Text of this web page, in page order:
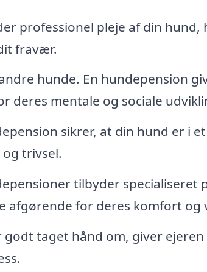
professionel pleje af din hund,
fravær.
hunde. En hundepension
deres mentale og sociale
sikrer, at din hund er i
trivsel.
tilbyder specialiseret
afgørende for deres komfort og
godt taget hånd om, giver